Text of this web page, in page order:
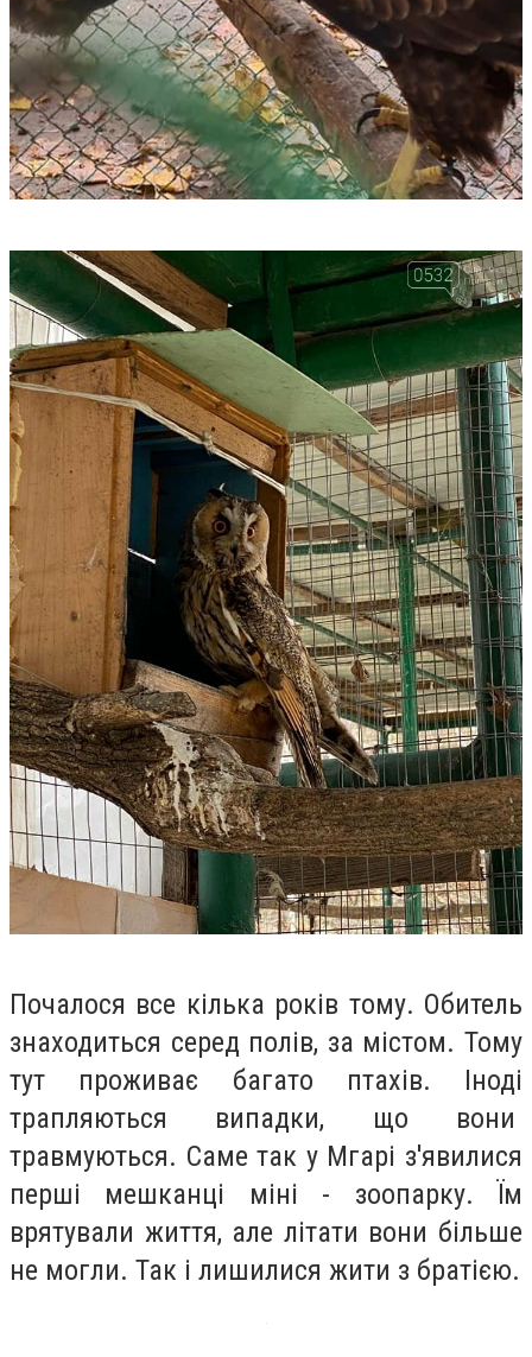
Почалося все кілька років тому. Обитель
знаходиться серед полів, за містом. Тому
тут проживає багато птахів. Іноді
трапляються випадки, що вони
травмуються. Саме так у Мгарі з'явилися
перші мешканці міні - зоопарку. Їм
врятували життя, але літати вони більше
не могли. Так і лишилися жити з братією.